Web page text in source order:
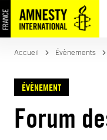
Accueil Évènements
ÉVÈNEMENT
Forum